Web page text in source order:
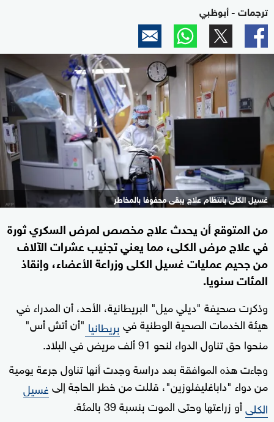
ترجمات - أبوظبي
غسيل الكلى بانتظام علاج يبقى محفوفا بالمخاطر
من المتوقع أن يحدث علاج مخصص لمرض السكري ثورة
في علاج مرض الكلى، مما يعني تجنيب عشرات الآلاف
من جحيم عمليات غسيل الكلى وزراعة الأعضاء، وإنقاذ
المئات سنويا.
وذكرت صحيفة "ديلي ميل" البريطانية، الأحد، أن المدراء في
هيئة الخدمات الصحية الوطنية فيبريطانيا "أن أتش أس"
منحوا حق تناول الدواء لنحو 91 ألف مريض في البلاد.
وجاءت هذه الموافقة بعد دراسة وجدت أنها تناول جرعة يومية
من دواء "داباغليفلوزين"، قللت من خطر الحاجة إلىغسيل
الكلىأو زراعتها وحتى الموت بنسبة 39 بالمئة.